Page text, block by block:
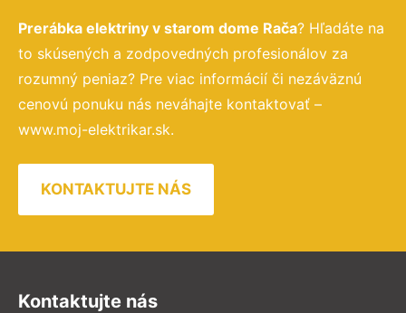
Prerábka elektriny v starom dome Rača? Hľadáte na
to skúsených a zodpovedných profesionálov za
rozumný peniaz? Pre viac informácií či nezáväznú
cenovú ponuku nás neváhajte kontaktovať –
www.moj-elektrikar.sk.
KONTAKTUJTE NÁS
Kontaktujte nás